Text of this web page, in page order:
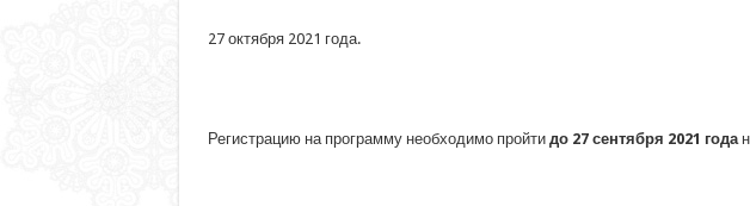
27 октября 2021 года.
Регистрацию на программу необходимо пройти до 27 сентября 2021 года